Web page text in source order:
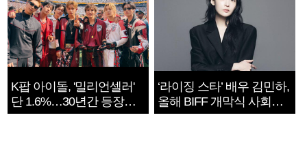
K팝 아이돌, '밀리언셀러'
단 1.6%…30년간 등장
1182개팀 전수조사
‘라이징 스타’ 배우 김민하,
올해 BIFF 개막식 사회자
확정